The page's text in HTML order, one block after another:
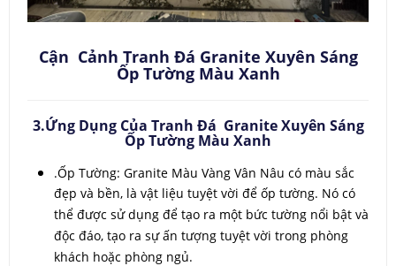
Cận Cảnh Tranh Đá Granite Xuyên Sáng
Ốp Tường Màu Xanh
3.Ứng Dụng Của Tranh Đá Granite Xuyên Sáng
Ốp Tường Màu Xanh
.Ốp Tường: Granite Màu Vàng Vân Nâu có màu sắc
đẹp và bền, là vật liệu tuyệt vời để ốp tường. Nó có
thể được sử dụng để tạo ra một bức tường nổi bật và
độc đáo, tạo ra sự ấn tượng tuyệt vời trong phòng
khách hoặc phòng ngủ.